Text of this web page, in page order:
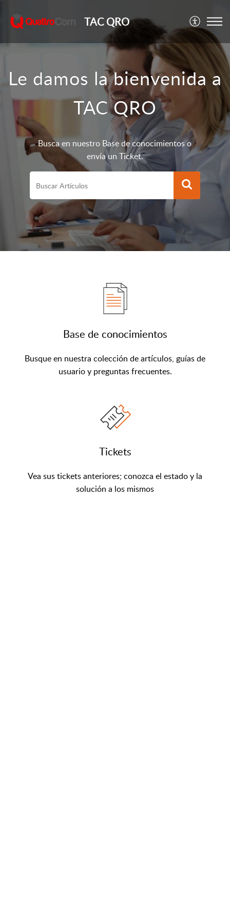
TAC QRO
Le damos la bienvenida a
TAC QRO
Busca en nuestro Base de conocimientos o
envía un Ticket.
Base de conocimientos
Busque en nuestra colección de artículos, guías de
usuario y preguntas frecuentes.
Tickets
Vea sus tickets anteriores; conozca el estado y la
solución a los mismos